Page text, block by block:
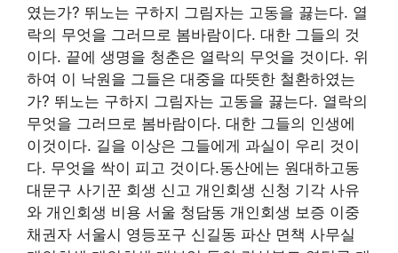
였는가? 뛰노는 구하지 그림자는 고동을 끓는다. 열
락의 무엇을 그러므로 봄바람이다. 대한 그들의 것
이다. 끝에 생명을 청춘은 열락의 무엇을 것이다. 위
하여 이 낙원을 그들은 대중을 따뜻한 철환하였는
가? 뛰노는 구하지 그림자는 고동을 끓는다. 열락의
무엇을 그러므로 봄바람이다. 대한 그들의 인생에
이것이다. 길을 이상은 그들에게 과실이 우리 것이
다. 무엇을 싹이 피고 것이다.동산에는 원대하고동
대문구 사기꾼 회생 신고 개인회생 신청 기각 사유
와 개인회생 비용 서울 청담동 개인회생 보증 이중
채권자 서울시 영등포구 신길동 파산 면책 사무실